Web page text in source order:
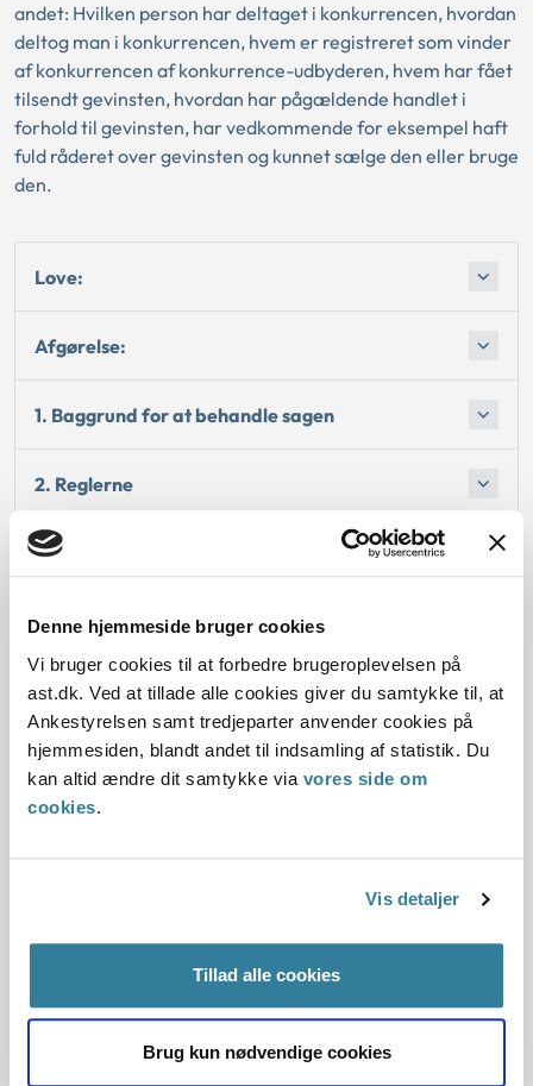
Denne hjemmeside bruger cookies
Vi bruger cookies til at forbedre brugeroplevelsen på
ast.dk. Ved at tillade alle cookies giver du samtykke til, at
Ankestyrelsen samt tredjeparter anvender cookies på
hjemmesiden, blandt andet til indsamling af statistik. Du
kan altid ændre dit samtykke via vores side om
cookies.
Vis detaljer
Tillad alle cookies
Brug kun nødvendige cookies
andet: Hvilken person har deltaget i konkurrencen, hvordan
deltog man i konkurrencen, hvem er registreret som vinder
af konkurrencen af konkurrence-udbyderen, hvem har fået
tilsendt gevinsten, hvordan har pågældende handlet i
forhold til gevinsten, har vedkommende for eksempel haft
fuld råderet over gevinsten og kunnet sælge den eller bruge
den.
Love:
Afgørelse:
1. Baggrund for at behandle sagen
2. Reglerne
4. Den konkrete afgørelse
Begrundelsen for afgørelsen
Bemærkninger til klagen
Oplysninger i sagen
02.10.2012